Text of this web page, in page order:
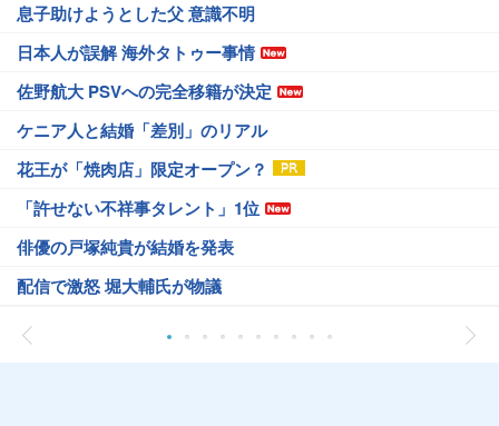
息子助けようとした父 意識不明
日本人が誤解 海外タトゥー事情
佐野航大 PSVへの完全移籍が決定
ケニア人と結婚「差別」のリアル
花王が「焼肉店」限定オープン？
「許せない不祥事タレント」1位
俳優の戸塚純貴が結婚を発表
配信で激怒 堀大輔氏が物議